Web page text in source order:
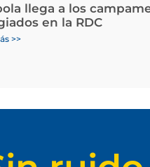
llega a los
en la RDC
>>